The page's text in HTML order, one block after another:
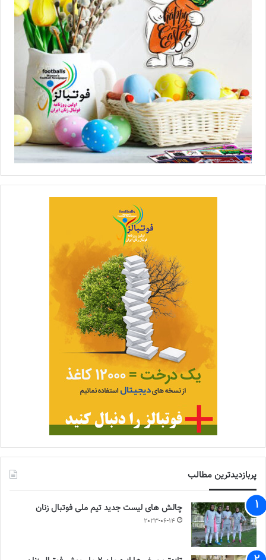
پربازدیدترین مطالب
چالش هاى ليست جدید تيم ملى فوتبال زنان
2023-06-14